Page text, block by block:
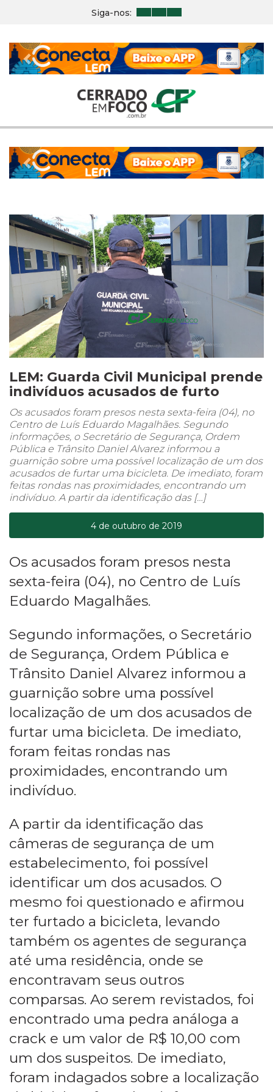
Siga-nos:
Previous Next
Previous Next
LEM: Guarda Civil Municipal prende
indivíduos acusados de furto
Os acusados foram presos nesta sexta-feira (04), no
Centro de Luís Eduardo Magalhães. Segundo
informações, o Secretário de Segurança, Ordem
Pública e Trânsito Daniel Alvarez informou a
guarnição sobre uma possível localização de um dos
acusados de furtar uma bicicleta. De imediato, foram
feitas rondas nas proximidades, encontrando um
indivíduo. A partir da identificação das […]
4 de outubro de 2019
Os acusados foram presos nesta
sexta-feira (04), no Centro de Luís
Eduardo Magalhães.
Segundo informações, o Secretário
de Segurança, Ordem Pública e
Trânsito Daniel Alvarez informou a
guarnição sobre uma possível
localização de um dos acusados de
furtar uma bicicleta. De imediato,
foram feitas rondas nas
proximidades, encontrando um
indivíduo.
A partir da identificação das
câmeras de segurança de um
estabelecimento, foi possível
identificar um dos acusados. O
mesmo foi questionado e afirmou
ter furtado a bicicleta, levando
também os agentes de segurança
até uma residência, onde se
encontravam seus outros
comparsas. Ao serem revistados, foi
encontrado uma pedra análoga a
crack e um valor de R$ 10,00 com
um dos suspeitos. De imediato,
foram indagados sobre a localização